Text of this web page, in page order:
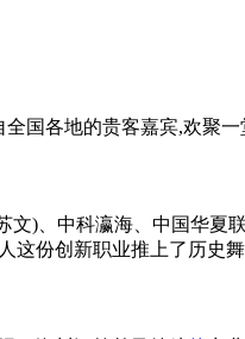
国各地的贵客嘉宾,欢
)、中科瀛海、中国华夏
份创新职业推上了历史